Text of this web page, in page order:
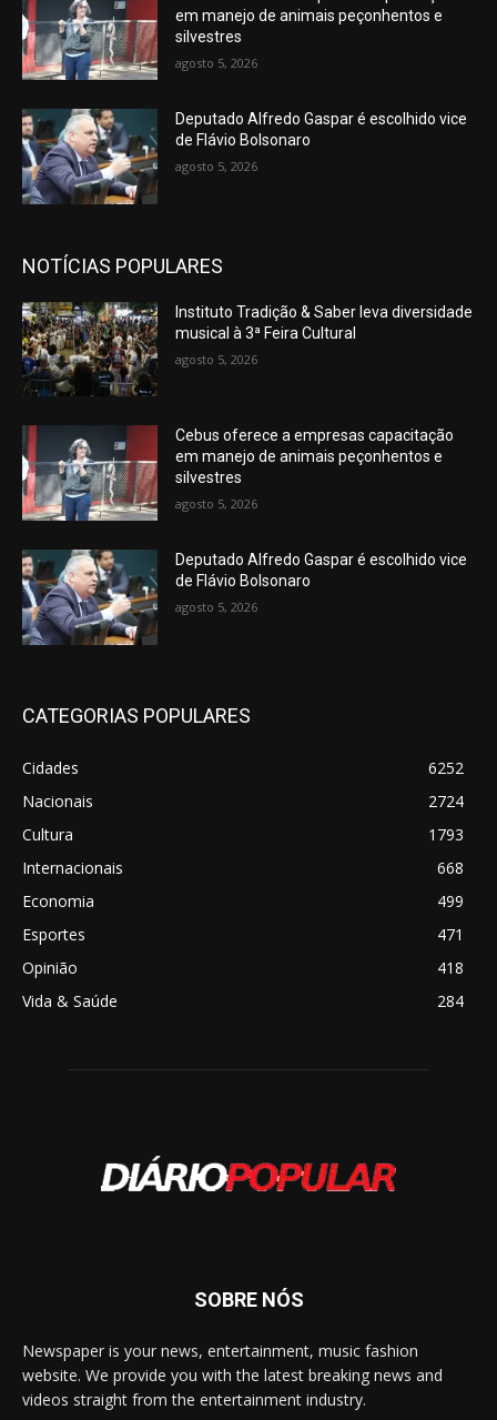
em manejo de animais peçonhentos e
silvestres
agosto 5, 2026
Deputado Alfredo Gaspar é escolhido vice
de Flávio Bolsonaro
agosto 5, 2026
NOTÍCIAS POPULARES
Instituto Tradição & Saber leva diversidade
musical à 3ª Feira Cultural
agosto 5, 2026
Cebus oferece a empresas capacitação
em manejo de animais peçonhentos e
silvestres
agosto 5, 2026
Deputado Alfredo Gaspar é escolhido vice
de Flávio Bolsonaro
agosto 5, 2026
CATEGORIAS POPULARES
Cidades
6252
Nacionais
2724
Cultura
1793
Internacionais
668
Economia
499
Esportes
471
Opinião
418
Vida & Saúde
284
SOBRE NÓS
Newspaper is your news, entertainment, music fashion
website. We provide you with the latest breaking news and
videos straight from the entertainment industry.